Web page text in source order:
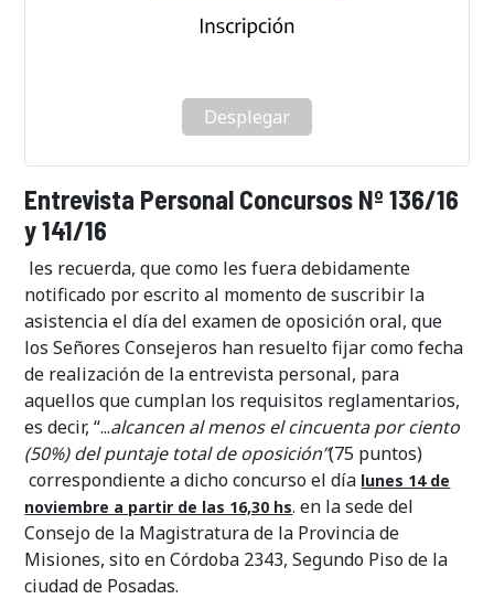
Desplegar
Entrevista Personal Concursos Nº 136/16
y 141/16
les recuerda, que como les fuera debidamente
notificado por escrito al momento de suscribir la
asistencia el día del examen de oposición oral, que
los Señores Consejeros han resuelto fijar como fecha
de realización de la entrevista personal, para
aquellos que cumplan los requisitos reglamentarios,
es decir, “...alcancen al menos el cincuenta por ciento
(50%) del puntaje total de oposición”(75 puntos)
correspondiente a dicho concurso el día lunes 14 de
noviembre a partir de las 16,30 hs. en la sede del
Consejo de la Magistratura de la Provincia de
Misiones, sito en Córdoba 2343, Segundo Piso de la
ciudad de Posadas.